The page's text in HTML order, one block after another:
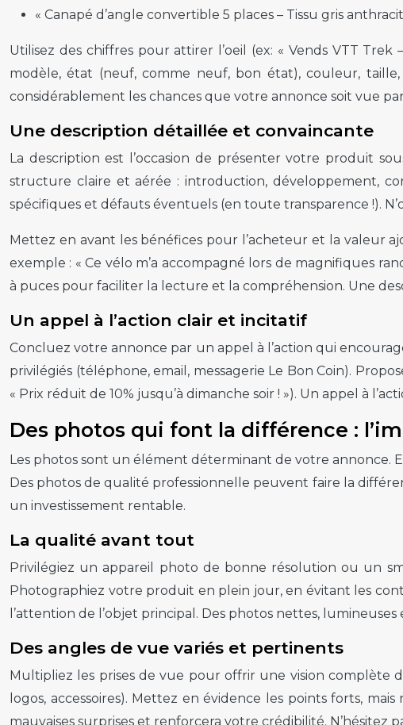
« Canapé d’angle convertible 5 places – Tissu gris
Utilisez des chiffres pour attirer l’oeil (ex: « Vends VTT
modèle, état (neuf, comme neuf, bon état), couleur,
considérablement les chances que votre annonce soit vue
Une description détaillée et convaincante
La description est l’occasion de présenter votre produit
structure claire et aérée : introduction, développement,
spécifiques et défauts éventuels (en toute transparence !).
Mettez en avant les bénéfices pour l’acheteur et la valeur
exemple : « Ce vélo m’a accompagné lors de magnifiques
à puces pour faciliter la lecture et la compréhension. Une
Un appel à l’action clair et incitatif
Concluez votre annonce par un appel à l’action qui
privilégiés (téléphone, email, messagerie Le Bon Coin).
« Prix réduit de 10% jusqu’à dimanche soir ! »). Un appel à
Des photos qui font la différence :
Les photos sont un élément déterminant de votre annonce.
Des photos de qualité professionnelle peuvent faire la
un investissement rentable.
La qualité avant tout
Privilégiez un appareil photo de bonne résolution ou un
Photographiez votre produit en plein jour, en évitant les
l’attention de l’objet principal. Des photos nettes,
Des angles de vue variés et pertinents
Multipliez les prises de vue pour offrir une vision complète
logos, accessoires). Mettez en évidence les points forts,
mauvaises surprises et renforcera votre crédibilité.